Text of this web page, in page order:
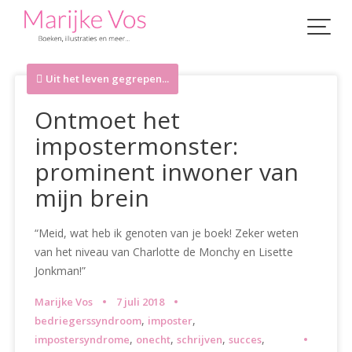
Uit het leven gegrepen...
Ontmoet het
impostermonster:
prominent inwoner van
mijn brein
“Meid, wat heb ik genoten van je boek! Zeker weten
van het niveau van Charlotte de Monchy en Lisette
Jonkman!”
Marijke Vos
7 juli 2018
bedriegerssyndroom, imposter,
impostersyndrome, onecht,schrijven,succes,